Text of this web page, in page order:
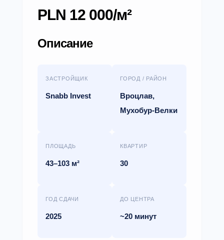
PLN 12 000/м²
Описание
ЗАСТРОЙЩИК
Snabb Invest
ГОРОД / РАЙОН
Вроцлав,
Мухобур-Велки
ПЛОЩАДЬ
43–103 м²
КВАРТИР
30
ГОД СДАЧИ
2025
ДО ЦЕНТРА
~20 минут